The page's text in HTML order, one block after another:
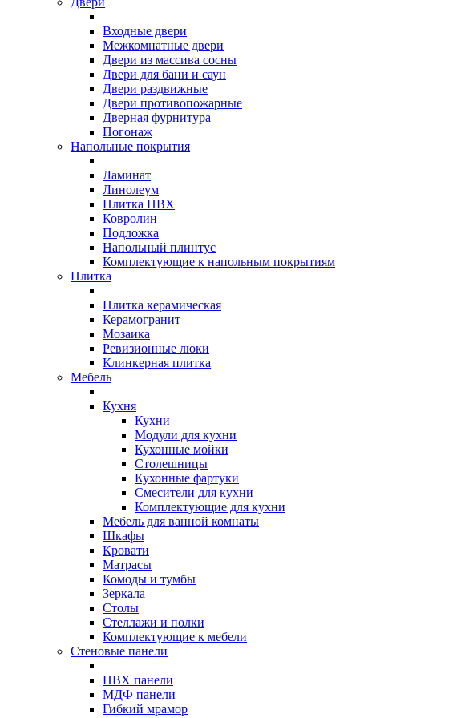
Входные двери
Межкомнатные двери
Двери из массива сосны
Двери для бани и саун
Двери раздвижные
Двери противопожарные
Дверная фурнитура
Погонаж
Напольные покрытия
Ламинат
Линолеум
Плитка ПВХ
Ковролин
Подложка
Напольный плинтус
Комплектующие к напольным покрытиям
Плитка
Плитка керамическая
Керамогранит
Мозаика
Ревизионные люки
Клинкерная плитка
Мебель
Кухня
Кухни
Модули для кухни
Кухонные мойки
Столешницы
Кухонные фартуки
Смесители для кухни
Комплектующие для кухни
Мебель для ванной комнаты
Шкафы
Кровати
Матрасы
Комоды и тумбы
Зеркала
Столы
Стеллажи и полки
Комплектующие к мебели
Стеновые панели
ПВХ панели
МДФ панели
Гибкий мрамор